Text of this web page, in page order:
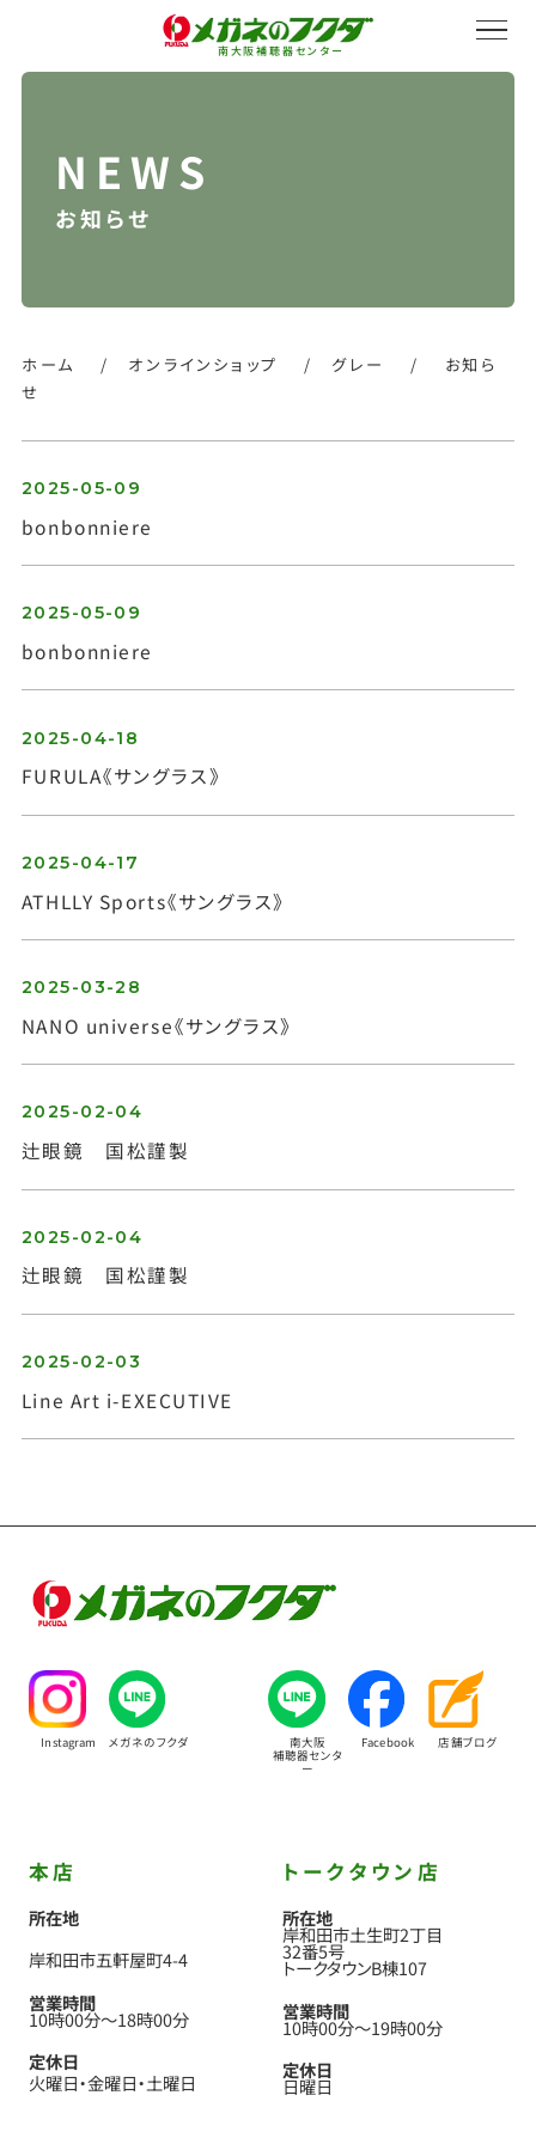
南大阪補聴器センター
サービス紹介
お知らせ
ホーム / オンラインショップ / グレー / お知ら
せ
2025-05-09
bonbonniere
2025-05-09
bonbonniere
2025-04-18
FURULA《サングラス》
2025-04-17
ATHLLY Sports《サングラス》
2025-03-28
NANO universe《サングラス》
2025-02-04
辻眼鏡 国松謹製
2025-02-04
辻眼鏡 国松謹製
2025-02-03
Line Art i-EXECUTIVE
Instagram メガネのフクダ 南大阪
補聴器センタ
ー
Facebook 店舗ブログ
本店
所在地
岸和田市五軒屋町4-4
営業時間
10時00分〜18時00分
定休日
火曜日 金曜日 土曜日
トークタウン店
所在地
岸和田市土生町2丁目
32番5号
トークタウンB棟107
営業時間
10時00分〜19時00分
定休日
日曜日